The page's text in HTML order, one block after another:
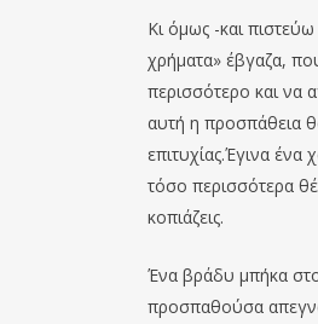
Κι όμως -και
χρήματα» έβγαζα,
περισσότερο και να
αυτή η προσπάθεια
επιτυχίας.Έγινα
τόσο περισσότερα
κοπιάζεις.
Ένα βράδυ μπήκα στο
προσπαθούσα